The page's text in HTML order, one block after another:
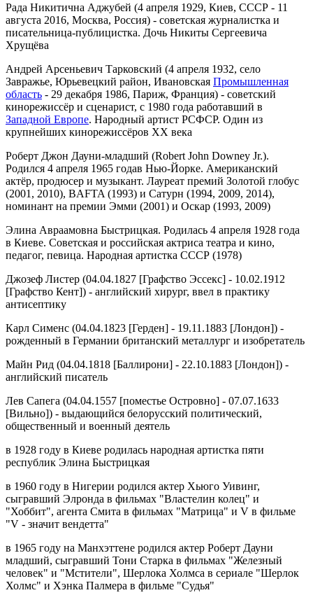
Рада Никитична Аджубей (4 апреля 1929, Киев, СССР - 11
августа 2016, Москва, Россия) - советская журналистка и
писательница-публицистка. Дочь Никиты Сергеевича
Хрущёва
Андрей Арсеньевич Тарковский (4 апреля 1932, село
Завражье, Юрьевецкий район, Ивановская Промышленная
область - 29 декабря 1986, Париж, Франция) - советский
кинорежиссёр и сценарист, c 1980 года работавший в
Западной Европе. Народный артист РСФСР. Один из
крупнейших кинорежиссёров XX века
Роберт Джон Дауни-младший (Robert John Downey Jr.).
Родился 4 апреля 1965 годав Нью-Йорке. Американский
актёр, продюсер и музыкант. Лауреат премий Золотой глобус
(2001, 2010), BAFTA (1993) и Сатурн (1994, 2009, 2014),
номинант на премии Эмми (2001) и Оскар (1993, 2009)
Элина Авраамовна Быстрицкая. Родилась 4 апреля 1928 года
в Киеве. Советская и российская актриса театра и кино,
педагог, певица. Народная артистка СССР (1978)
Джозеф Листер (04.04.1827 [Графство Эссекс] - 10.02.1912
[Графство Кент]) - английский хирург, ввел в практику
антисептику
Карл Сименс (04.04.1823 [Герден] - 19.11.1883 [Лондон]) -
рожденный в Германии британский металлург и изобретатель
Майн Рид (04.04.1818 [Баллирони] - 22.10.1883 [Лондон]) -
английский писатель
Лев Сапега (04.04.1557 [поместье Островно] - 07.07.1633
[Вильно]) - выдающийся белорусский политический,
общественный и военный деятель
в 1928 году в Киеве родилась народная артистка пяти
республик Элина Быстрицкая
в 1960 году в Нигерии родился актер Хьюго Уивинг,
сыгравший Элронда в фильмах "Властелин колец" и
"Хоббит", агента Смита в фильмах "Матрица" и V в фильме
"V - значит вендетта"
в 1965 году на Манхэттене родился актер Роберт Дауни
младший, сыгравший Тони Старка в фильмах "Железный
человек" и "Мстители", Шерлока Холмса в сериале "Шерлок
Холмс" и Хэнка Палмера в фильме "Судья"